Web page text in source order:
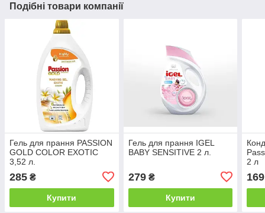
Подібні товари компанії
Гель для прання PASSION
GOLD COLOR EXOTIC
3,52 л.
285 ₴
Купити
Гель для прання IGEL
BABY SENSITIVE 2 л.
279₴
Купити
2 л
169